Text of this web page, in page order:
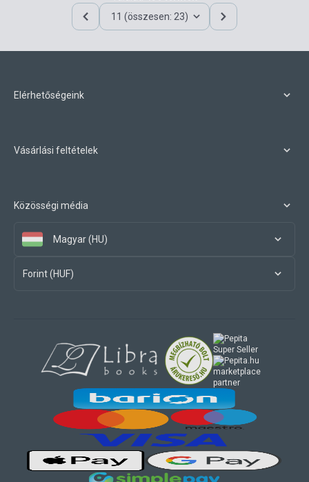
11 (összesen: 23)
Elérhetőségeink
Vásárlási feltételek
Közösségi média
Magyar (HU)
Forint (HUF)
marketplace
partner